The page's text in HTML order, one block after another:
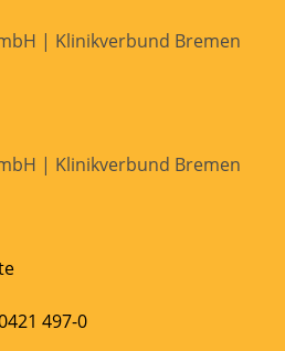
| Klinikverbund Bremen
| Klinikverbund Bremen
497-0